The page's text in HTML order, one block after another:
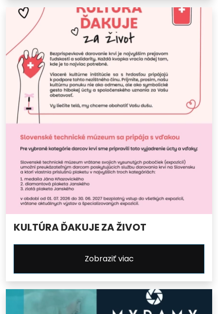
KULTÚRA ĎAKUJE ZA ŽIVOT
Zobraziť viac